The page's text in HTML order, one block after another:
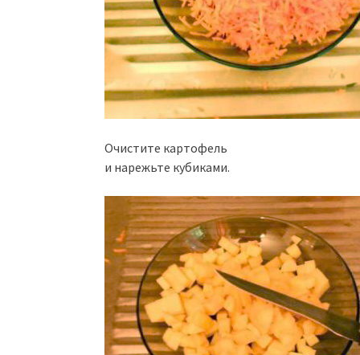
Очистите картофель
и нарежьте кубиками.